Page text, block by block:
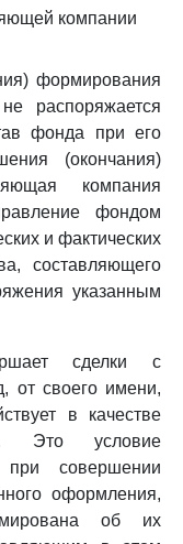
компании
формирования
распоряжается
фонда при его
(окончания)
компания
фондом
и фактических
составляющего
указанным
сделки с
от своего имени,
в качестве
Это условие
при совершении
оформления,
об их